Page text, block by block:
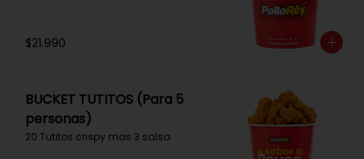
$21.990
BUCKET TUTITOS (Para 5
personas)
20 Tutitos crispy mas 3 salsa